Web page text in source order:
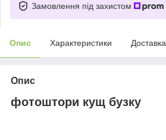
Замовлення під захистом
Опис Характеристики Доставка
Опис
фотоштори кущ бузку